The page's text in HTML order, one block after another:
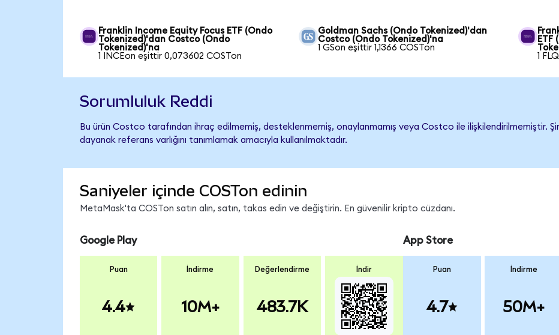
Franklin Income Equity Focus ETF (Ondo
Tokenized)'dan Costco (Ondo
Tokenized)'na
1 INCEon eşittir 0,073602 COSTon
Goldman Sachs (Ondo Tokenized)'dan
Costco (Ondo Tokenized)'na
1 GSon eşittir 1,1366 COSTon
ETF
1
Sorumluluk Reddi
Bu ürün Costco tarafından ihraç edilmemiş, desteklenmemiş, onaylanmamış veya Costco ile ilişkilendirilmemiştir.
dayanak referans varlığını tanımlamak amacıyla kullanılmaktadır.
Saniyeler içinde COSTon edinin
MetaMask'ta COSTon satın alın, satın, takas edin ve değiştirin. En güvenilir kripto cüzdanı.
Google Play
Puan
4.4
İndirme
10M+
Değerlendirme
483.7K
İndir
App Store
Puan
4.7
İndirme
50M+